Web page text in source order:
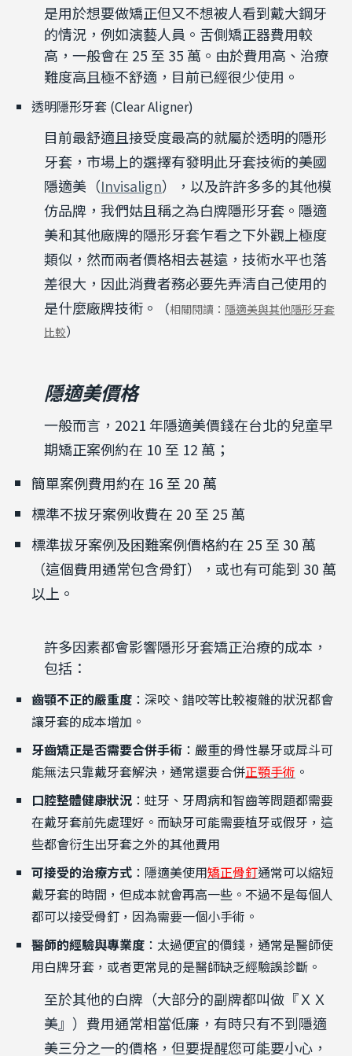
是用於想要做矯正但又不想被人看到戴大鋼牙
的情況，例如演藝人員。舌側矯正器費用較
高，一般會在 25 至 35 萬。由於費用高、治療
難度高且極不舒適，目前已經很少使用。
透明隱形牙套 (Clear Aligner)
目前最舒適且接受度最高的就屬於透明的隱形
牙套，市場上的選擇有發明此牙套技術的美國
隱適美（Invisalign），以及許許多多的其他模
仿品牌，我們姑且稱之為白牌隱形牙套。隱適
美和其他廠牌的隱形牙套乍看之下外觀上極度
類似，然而兩者價格相去甚遠，技術水平也落
差很大，因此消費者務必要先弄清自己使用的
是什麼廠牌技術。
（相關閱讀： 隱適美與其他隱形牙套
比較）
隱適美價格
一般而言，2021 年隱適美價錢在台北的兒童早
期矯正案例約在 10 至 12 萬；
簡單案例費用約在 16 至 20 萬
標準不拔牙案例收費在 20 至 25 萬
標準拔牙案例及困難案例價格約在 25 至 30 萬
（這個費用通常包含骨釘），或也有可能到 30 萬
以上。
許多因素都會影響隱形牙套矯正治療的成本，
包括：
齒顎不正的嚴重度 ：深咬、錯咬等比較複雜的狀況都會
讓牙套的成本增加。
牙齒矯正是否需要合併手術 ：嚴重的骨性暴牙或戽斗可
能無法只靠戴牙套解決，通常還要合併正顎手術 。
口腔整體健康狀況 ：蛀牙、牙周病和智齒等問題都需要
在戴牙套前先處理好。而缺牙可能需要植牙或假牙，這
些都會衍生出牙套之外的其他費用
可接受的治療方式 ：隱適美使用矯正骨釘通常可以縮短
戴牙套的時間，但成本就會再高一些。不過不是每個人
都可以接受骨釘，因為需要一個小手術。
醫師的經驗與專業度 ：太過便宜的價錢，通常是醫師使
用白牌牙套，或者更常見的是醫師缺乏經驗誤診斷。
至於其他的白牌（大部分的副牌都叫做『ＸＸ
美』）費用通常相當低廉，有時只有不到隱適
美三分之一的價格，但要提醒您可能要小心，